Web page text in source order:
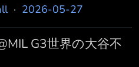
· 2026-05-27
G3世界の大谷不